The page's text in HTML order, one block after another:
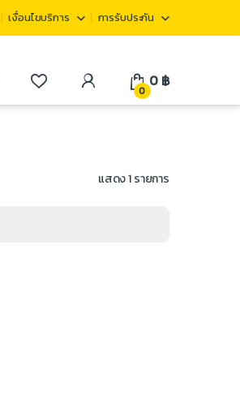
เงื่อนไขบริการ การรับประกัน
0
0 ฿
แสดง 1 รายการ